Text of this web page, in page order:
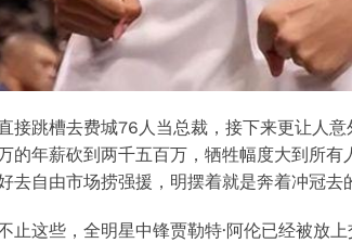
接跳槽去费城76人当总裁，接下来更让人
的年薪砍到两千五百万，牺牲幅度大到所
去自由市场捞强援，明摆着就是奔着冲冠去
止这些，全明星中锋贾勒特·阿伦已经被放